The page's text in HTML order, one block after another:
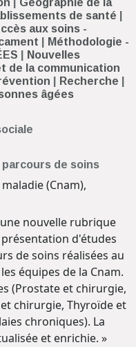
Géographie de la
de santé
aux soins -
Méthodologie -
Nouvelles
de la communication
Recherche
âgées
de soins
(Cnam),
nouvelle rubrique
d'études
de soins réalisées au
équipes de la Cnam.
(Prostate et chirurgie,
chirurgie, Thyroïde et
chroniques). La
et enrichie. »